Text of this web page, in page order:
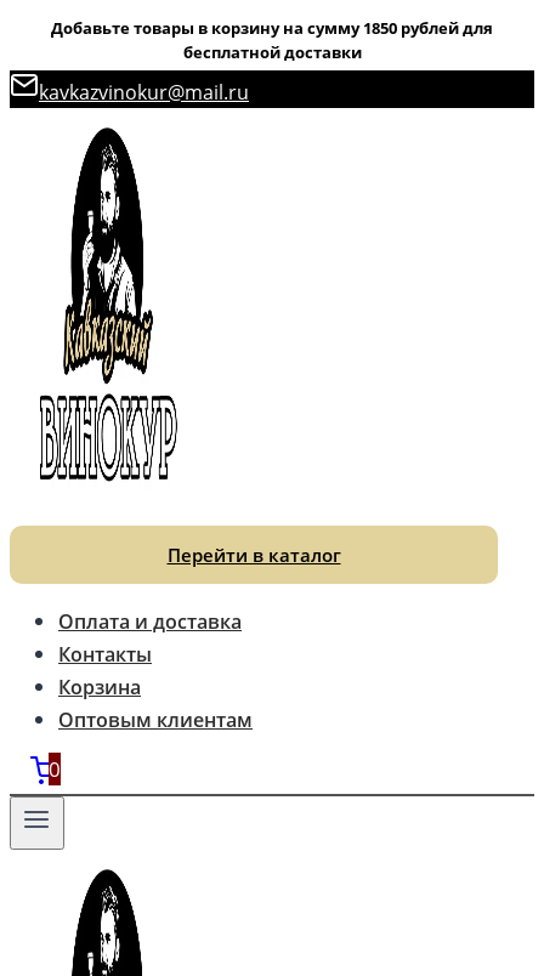
Добавьте товары в корзину на сумму 1850 рублей для
бесплатной доставки
Перейти
содержимому
kavkazvinokur@mail.ru
Перейти в каталог
Оплата и доставка
Контакты
Корзина
Оптовым клиентам
0